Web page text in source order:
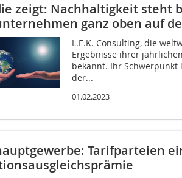
zeigt: Nachhaltigkeit steht
ganz oben auf
L.E.K. Consulting, die
Ergebnisse ihrer
bekannt. Ihr Schwerpunkt
der...
01.02.2023
Tarifparteien